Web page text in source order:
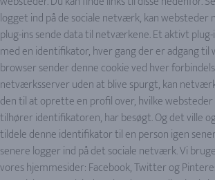
logget ind på de sociale netværk, kan websteder
plug-ins sende data til netværkene. Et aktivt
med en identifikator, hver gang der er adgang til
browser sender denne cookie ved hver
netværksserver uden at blive spurgt, kan
den til at oprette en profil over, hvilke
tilhører identifikatoren, har besøgt. Og det ville
tildele denne identifikator til en person igen
senere logger ind på det sociale netværk. Vi
vores hjemmesider: Facebook, Twitter og